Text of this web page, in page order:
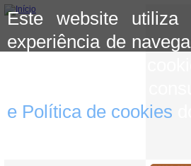
Este website utiliza
experiência de
e Política de cookies